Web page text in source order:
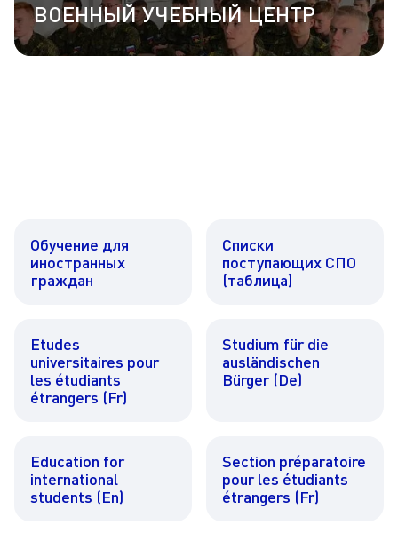
ВОЕННЫЙ УЧЕБНЫЙ ЦЕНТР
Обучение для
иностранных
граждан
Списки
поступающих СПО
(таблица)
Etudes
universitaires pour
les étudiants
étrangers (Fr)
Studium für die
ausländischen
Bürger (De)
Education for
international
students (En)
Section préparatoire
pour les étudiants
étrangers (Fr)